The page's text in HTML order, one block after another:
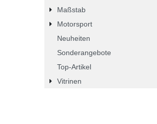
Maßstab
Motorsport
Neuheiten
Sonderangebote
Top-Artikel
Vitrinen